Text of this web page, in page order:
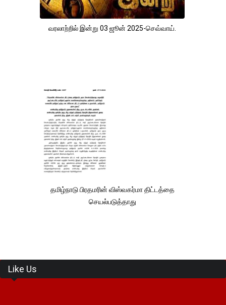
வரலாற்றில் இன்று 03 ஜூன் 2025-செவ்வாய்.
தமிழ்நாடு பிரதமரின் விஸ்வகர்மா திட்டத்தை
செயல்படுத்தாது
Like Us